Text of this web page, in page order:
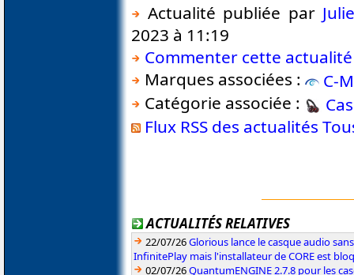
Actualité publiée par
2023 à 11:19
Commenter cette actualité
Marques associées :
C-
Catégorie associée :
Flux RSS des actualités
ACTUALITÉS RELATIVES
22/07/26Glorious lance le casque audio
InfinitePlay mais l'installateur de CORE est
02/07/26QuantumENGINE 2.7.8 pour les